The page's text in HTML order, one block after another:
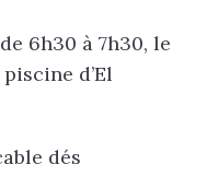
6h30 à 7h30, le
d’El
dés